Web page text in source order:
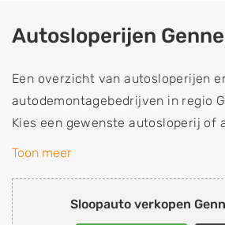
Sloopauto verkopen
Autosloperijen
Een overzicht van autosloperijen
autodemontagebedrijven in regio
Kies een gewenste autosloperij of
lijst die gespecialiseerd is in de
de inkoop van sloopauto's,
tweedehands auto's (ook zonder
Toon meer